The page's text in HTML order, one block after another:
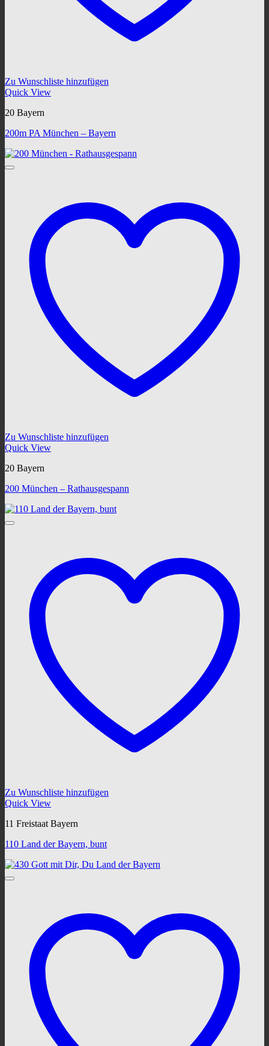
Zu Wunschliste hinzufügen
Quick View
20 Bayern
200m PA München – Bayern
Zu Wunschliste hinzufügen
Quick View
20 Bayern
200 München – Rathausgespann
Zu Wunschliste hinzufügen
Quick View
11 Freistaat Bayern
110 Land der Bayern, bunt